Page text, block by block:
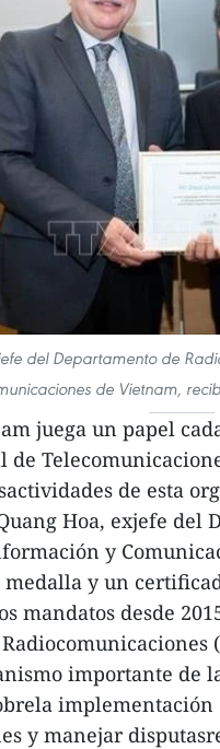
del Departamento de
de Vietnam,
juega un papel
de esta
Hoa, exjefe del
y
y un
mandatos desde
importante de
y manejar